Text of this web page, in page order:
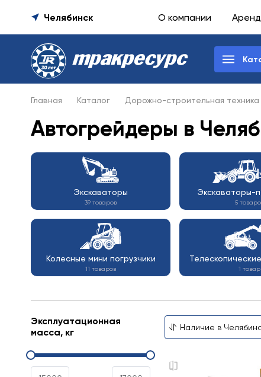
Челябинск О компании
Главная Каталог Дорожно-строительная техника
Автогрейдеры в
Экскаваторы
39 товаров
Экскаваторы-
5
Колесные мини погрузчики
11 товаров 1 товар
Эксплуатационная
масса, кг